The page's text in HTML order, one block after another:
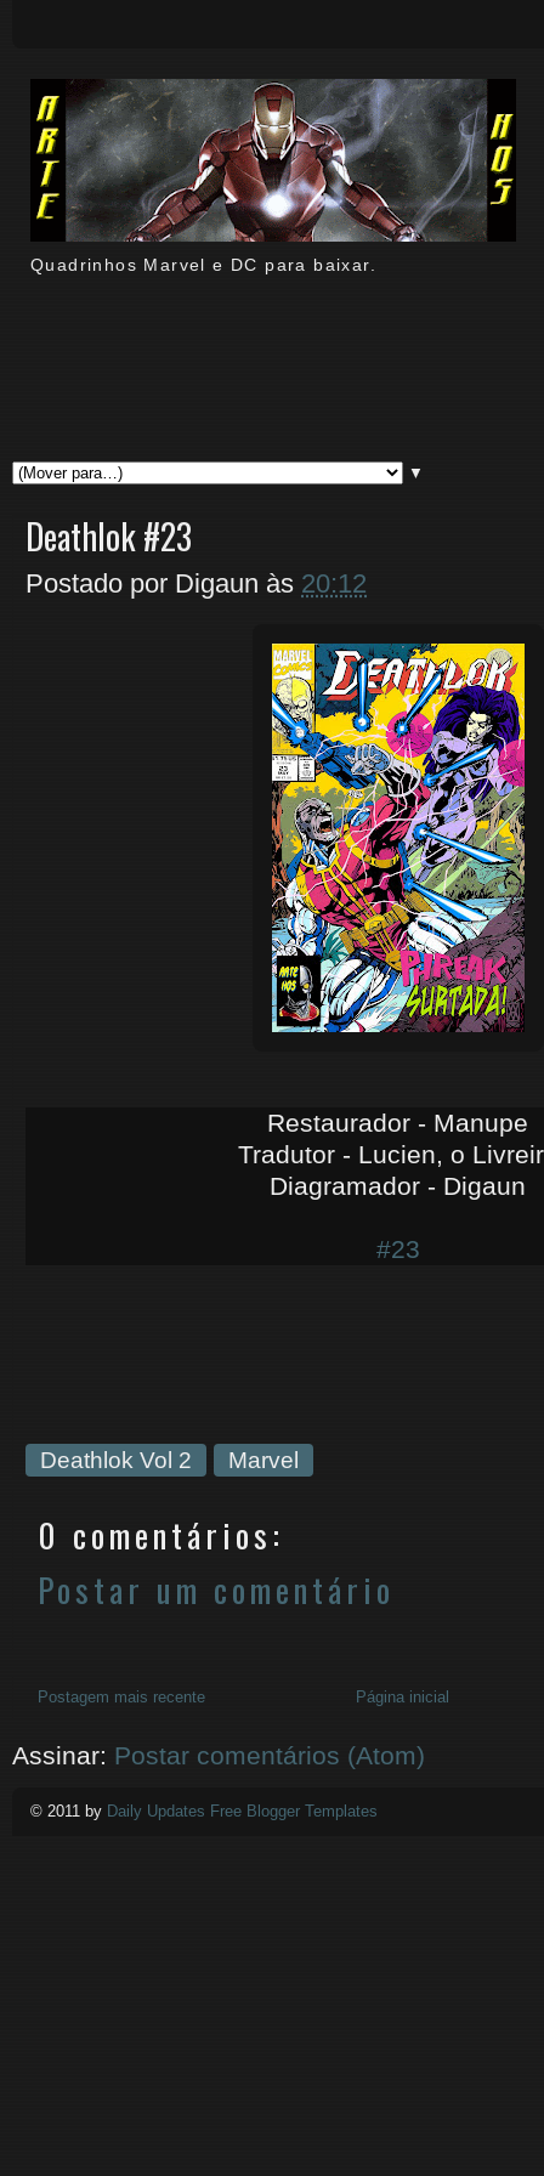
Quadrinhos Marvel e DC para baixar.
▼
Deathlok #23
Postado por Digaun às 20:12
Restaurador - Manupe
Tradutor - Lucien, o
Diagramador - Digaun
#23
Deathlok Vol 2 Marvel
0 comentários:
Postar um comentário
Postagem mais recente Página inicial
Assinar: Postar comentários (Atom)
© 2011 by Daily Updates Free Blogger Templates